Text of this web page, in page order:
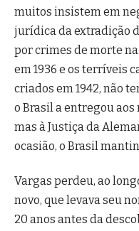
muitos insistem em
jurídica da extradição
por crimes de morte
em 1936 e os terríveis
criados em 1942, não
o Brasil a entregou aos
mas à Justiça da
ocasião, o Brasil
Vargas perdeu, ao
novo, que levava seu
20 anos antes da